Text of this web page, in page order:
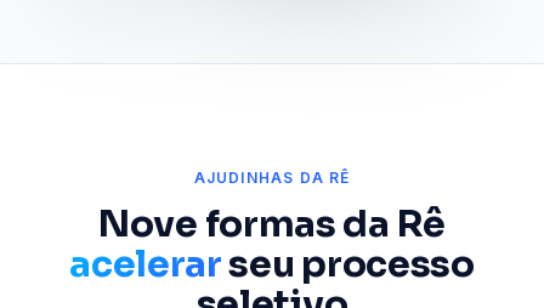
AJUDINHAS DA RÊ
Nove formas da Rê
acelerarseu processo